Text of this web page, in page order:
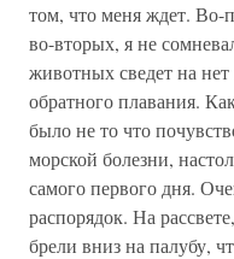
том, что меня ждет. Во-
во-вторых, я не
животных сведет на нет
обратного плавания.
было не то что
морской болезни,
самого первого дня.
распорядок. На
брели вниз на палубу,